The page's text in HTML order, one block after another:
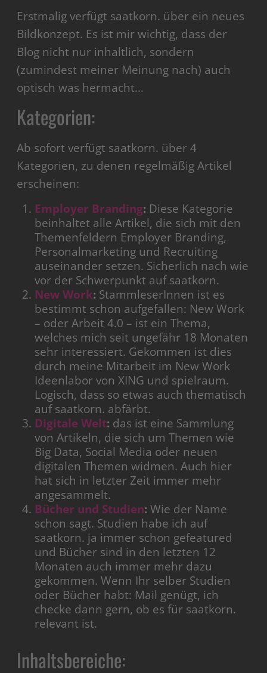
Erstmalig verfügt saatkorn. über ein neues
Bildkonzept. Es ist mir wichtig, dass der
Blog nicht nur inhaltlich, sondern
(zumindest meiner Meinung nach) auch
optisch was hermacht…
Kategorien:
Ab sofort verfügt saatkorn. über 4
Kategorien, zu denen regelmäßig Artikel
erscheinen:
Employer Branding: Diese Kategorie
beinhaltet alle Artikel, die sich mit den
Themenfeldern Employer Branding,
Personalmarketing und Recruiting
auseinander setzen. Sicherlich nach wie
vor der Schwerpunkt auf saatkorn.
New Work: StammleserInnen ist es
bestimmt schon aufgefallen: New Work
– oder Arbeit 4.0 – ist ein Thema,
welches mich seit ungefähr 18 Monaten
sehr interessiert. Gekommen ist dies
durch meine Mitarbeit im New Work
Ideenlabor von XING und spielraum.
Logisch, dass so etwas auch thematisch
auf saatkorn. abfärbt.
Digitale Welt: das ist eine Sammlung
von Artikeln, die sich um Themen wie
Big Data, Social Media oder neuen
digitalen Themen widmen. Auch hier
hat sich in letzter Zeit immer mehr
angesammelt.
Bücher und Studien: Wie der Name
schon sagt. Studien habe ich auf
saatkorn. ja immer schon gefeatured
und Bücher sind in den letzten 12
Monaten auch immer mehr dazu
gekommen. Wenn Ihr selber Studien
oder Bücher habt: Mail genügt, ich
checke dann gern, ob es für saatkorn.
relevant ist.
Inhaltsbereiche: